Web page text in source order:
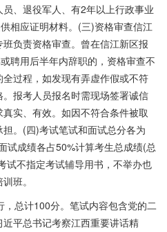
员、退役军人、有2年以上行政事业
相应证明材料。(三)资格审查信江
负责资格审查。曾在信江新区报
聘用后半年内辞职的，资格审查不
过程，如发现有弄虚作假或不符
报考人员报名时需现场签署诚信
实、有效。如因不符合条件被取
。(四)考试笔试和面试总分各为
试成绩各占50%计算考生总成绩(总
试不指定考试辅导用书，不举办也
班。
总计100分。笔试内容包含党的二
平总书记考察江西重要讲话精